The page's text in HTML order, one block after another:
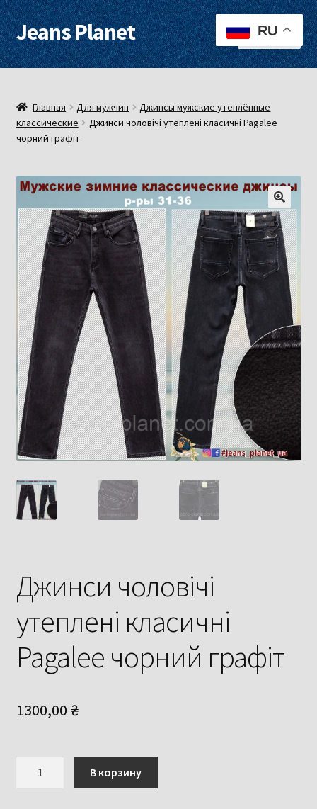
Перейти
к
навигации
Перейти
к
содержимому
Jeans Planet Меню
Для женщин
Для мужчин
О нас
Оплата, доставка
Контакты
Примерочная
Главная Для мужчин
Джинсы мужские утеплённые
классические
Джинси чоловічі утеплені класичні Pagalee
чорний графіт
Джинси чоловічі
утеплені класичні
Pagalee чорний графіт
1300,00 ₴
В корзину
RU